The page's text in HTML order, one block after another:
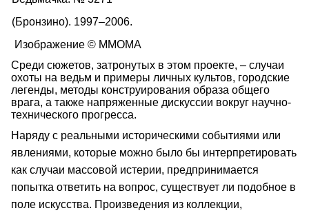
(Бронзино). 1997–2006.
Изображение © ММОМА
Среди сюжетов, затронутых в этом проекте, – случаи
охоты на ведьм и примеры личных культов, городские
легенды, методы конструирования образа общего
врага, а также напряженные дискуссии вокруг научно-
технического прогресса.
Наряду с реальными историческими событиями или
явлениями, которые можно было бы интерпретировать
как случаи массовой истерии, предпринимается
попытка ответить на вопрос, существует ли подобное в
поле искусства. Произведения из коллекции,